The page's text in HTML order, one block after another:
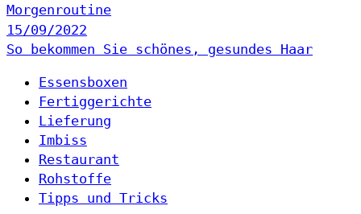
Morgenroutine
15/09/2022
So bekommen Sie schönes, gesundes Haar
Essensboxen
Fertiggerichte
Lieferung
Imbiss
Restaurant
Rohstoffe
Tipps und Tricks